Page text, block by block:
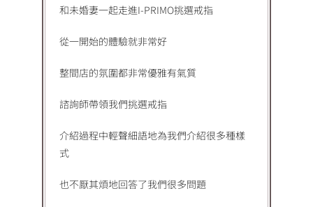
和未婚妻一起走進I-PRIMO挑選戒指
從一開始的體驗就非常好
整間店的氛圍都非常優雅有氣質
諮詢師帶領我們挑選戒指
介紹過程中輕聲細語地為我們介紹很多種樣
式
也不厭其煩地回答了我們很多問題